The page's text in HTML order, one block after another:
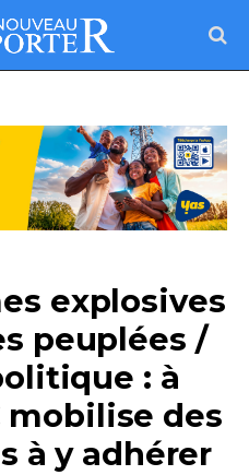
explosives
peuplées /
: à
mobilise des
à y adhérer